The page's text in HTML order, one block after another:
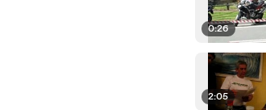
0:26
2:05